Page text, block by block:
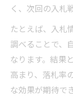
く、次回の入札
たとえば、入札
調べることで、
なります。結果
高まり、落札率
な効果が期待で